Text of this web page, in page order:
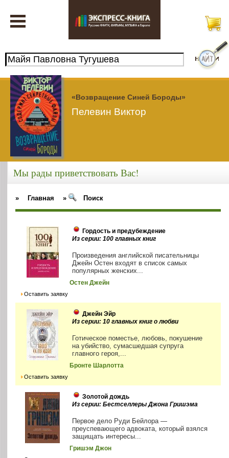
«Возвращение Синей Бороды»
Пелевин Виктор
Мы рады приветствовать Вас!
» Главная » Поиск
Гордость и предубеждение
Из серии: 100 главных книг
Произведения английской писательницы
Джейн Остен входят в список самых
популярных женских...
Остен Джейн
Оставить заявку
Джейн Эйр
Из серии: 10 главных книг о любви
Готическое поместье, любовь, покушение
на убийство, сумасшедшая супруга
главного героя,...
Бронте Шарлотта
Оставить заявку
Золотой дождь
Из серии: Бестселлеры Джона Гришэма
Первое дело Руди Бейлора —
преуспевающего адвоката, который взялся
защищать интересы...
Гришэм Джон